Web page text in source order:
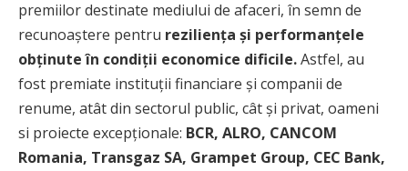
premiilor destinate mediului de afaceri, în semn de
recunoaștere pentru reziliența și performanțele
obținute în condiții economice dificile.Astfel, au
fost premiate instituții financiare și companii de
renume, atât din sectorul public, cât și privat, oameni
si proiecte excepționale: BCR, ALRO, CANCOM
Romania, Transgaz SA, Grampet Group, CEC Bank,